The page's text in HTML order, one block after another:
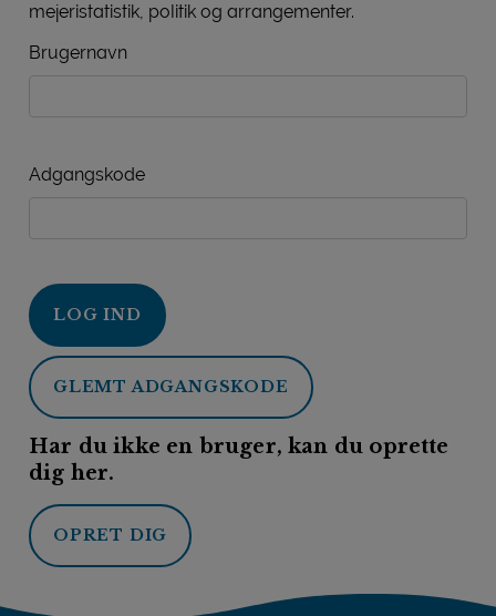
mejeristatistik, politik og arrangementer.
Brugernavn
Adgangskode
LOG IND
GLEMT ADGANGSKODE
Har du ikke en bruger, kan du oprette
dig her.
OPRET DIG